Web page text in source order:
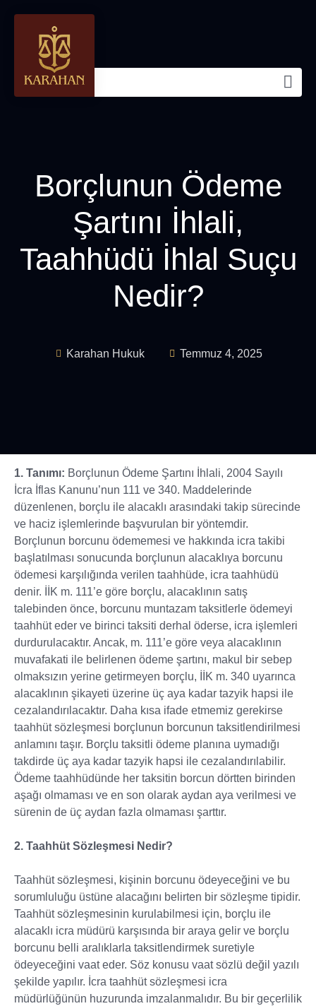
Borçlunun Ödeme
Şartını İhlali,
Taahhüdü İhlal Suçu
Nedir?
Karahan Hukuk Temmuz 4, 2025
1. Tanımı: Borçlunun Ödeme Şartını İhlali, 2004 Sayılı
İcra İflas Kanunu’nun 111 ve 340. Maddelerinde
düzenlenen, borçlu ile alacaklı arasındaki takip sürecinde
ve haciz işlemlerinde başvurulan bir yöntemdir.
Borçlunun borcunu ödememesi ve hakkında icra takibi
başlatılması sonucunda borçlunun alacaklıya borcunu
ödemesi karşılığında verilen taahhüde, icra taahhüdü
denir. İİK m. 111’e göre borçlu, alacaklının satış
talebinden önce, borcunu muntazam taksitlerle ödemeyi
taahhüt eder ve birinci taksiti derhal öderse, icra işlemleri
durdurulacaktır. Ancak, m. 111’e göre veya alacaklının
muvafakati ile belirlenen ödeme şartını, makul bir sebep
olmaksızın yerine getirmeyen borçlu, İİK m. 340 uyarınca
alacaklının şikayeti üzerine üç aya kadar tazyik hapsi ile
cezalandırılacaktır. Daha kısa ifade etmemiz gerekirse
taahhüt sözleşmesi borçlunun borcunun taksitlendirilmesi
anlamını taşır. Borçlu taksitli ödeme planına uymadığı
takdirde üç aya kadar tazyik hapsi ile cezalandırılabilir.
Ödeme taahhüdünde her taksitin borcun dörtten birinden
aşağı olmaması ve en son olarak aydan aya verilmesi ve
sürenin de üç aydan fazla olmaması şarttır.
2. Taahhüt Sözleşmesi Nedir?
Taahhüt sözleşmesi, kişinin borcunu ödeyeceğini ve bu
sorumluluğu üstüne alacağını belirten bir sözleşme tipidir.
Taahhüt sözleşmesinin kurulabilmesi için, borçlu ile
alacaklı icra müdürü karşısında bir araya gelir ve borçlu
borcunu belli aralıklarla taksitlendirmek suretiyle
ödeyeceğini vaat eder. Söz konusu vaat sözlü değil yazılı
şekilde yapılır. İcra taahhüt sözleşmesi icra
müdürlüğünün huzurunda imzalanmalıdır. Bu bir geçerlilik